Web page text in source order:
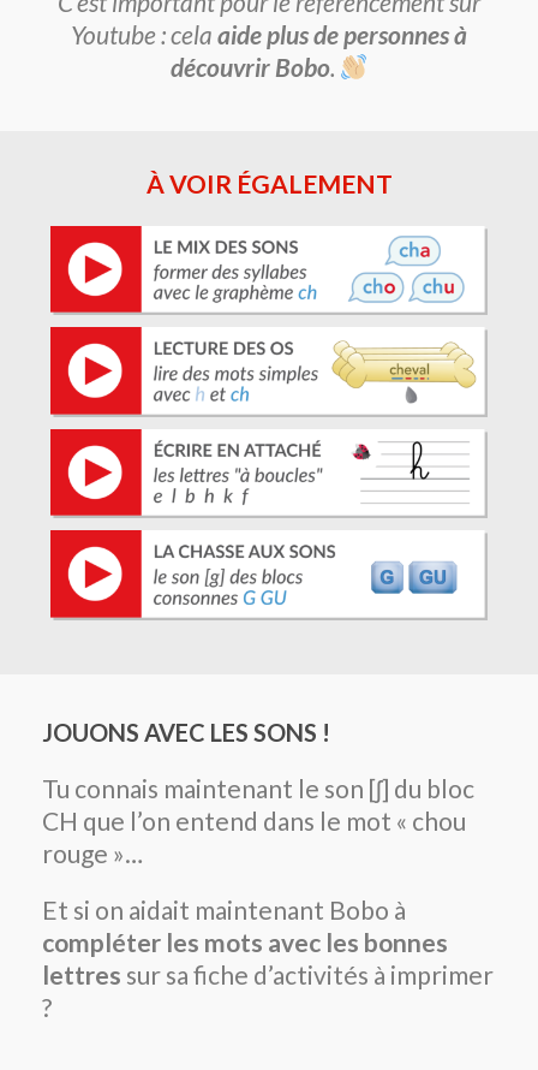
Youtube : cela aide plus de personnes à
découvrir Bobo.
À VOIR ÉGALEMENT
JOUONS AVEC LES SONS !
Tu connais maintenant le son [ʃ] du bloc
CH que l’on entend dans le mot « chou
rouge »…
Et si on aidait maintenant Bobo à
compléter les mots avec les bonnes
lettres sur sa fiche d’activités à imprimer
?